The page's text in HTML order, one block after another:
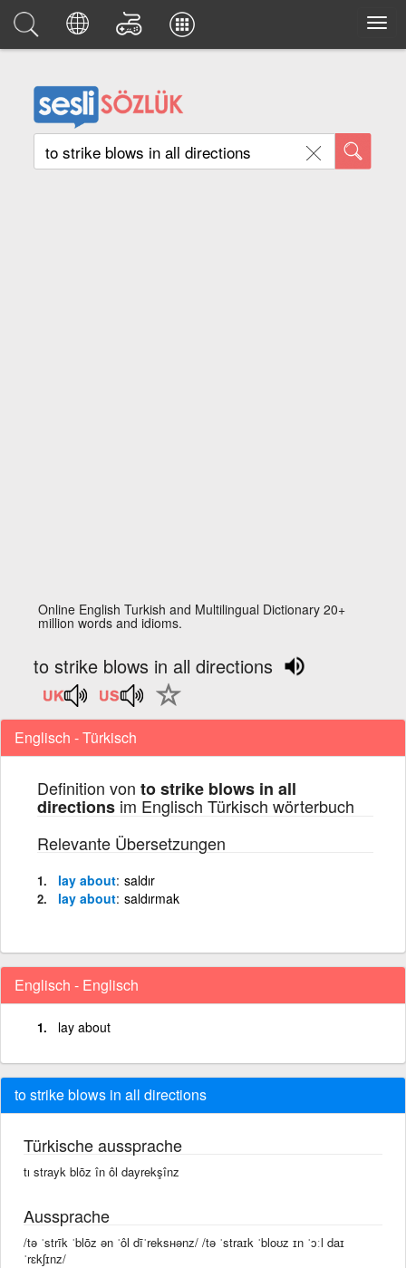
Online English Turkish and Multilingual Dictionary 20+
million words and idioms.
to strike blows in all directions
Englisch - Türkisch
Definition von to strike blows in all
directions im Englisch Türkisch wörterbuch
Relevante Übersetzungen
lay about saldır
lay about saldırmak
Englisch - Englisch
lay about
to strike blows in all directions
Türkische aussprache
tı strayk blōz în ôl dayrekşînz
Aussprache
/tə ˈstrīk ˈblōz ən ˈôl dīˈreksʜənz/ /tə ˈstraɪk ˈbloʊz ɪn ˈɔːl daɪ
ˈrɛkʃɪnz/